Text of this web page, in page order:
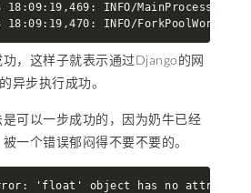
18:09:19,469: INFO/MainProcess]
18:09:19,470: INFO/
，这样子就表示通过Django的网
异步执行成功。
可以一步成功的，因为奶牛已经
一个错误郁闷得不要不要的。
'float' object has no